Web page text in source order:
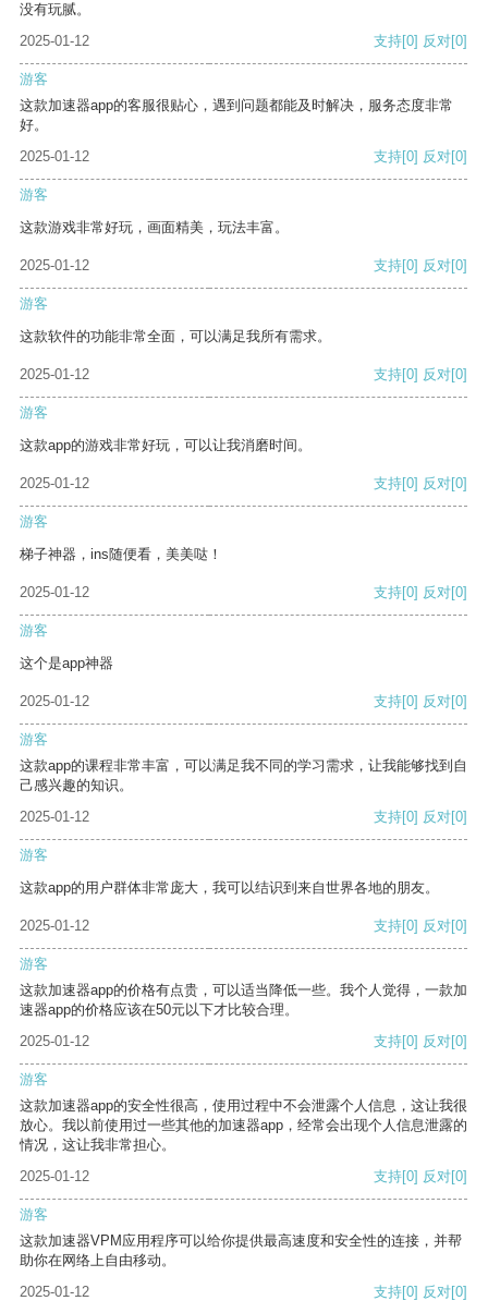
没有玩腻。
2025-01-12
支持[0] 反对[0]
游客
这款加速器app的客服很贴心，遇到问题都能及时解决，服务态度非常
好。
2025-01-12
支持[0] 反对[0]
游客
这款游戏非常好玩，画面精美，玩法丰富。
2025-01-12 支持[0] 反对[0]
游客
这款软件的功能非常全面，可以满足我所有需求。
2025-01-12 支持[0] 反对[0]
游客
这款app的游戏非常好玩，可以让我消磨时间。
2025-01-12 支持[0] 反对[0]
游客
梯子神器，ins随便看，美美哒！
2025-01-12 支持[0] 反对[0]
游客
这个是app神器
2025-01-12 支持[0] 反对[0]
游客
这款app的课程非常丰富，可以满足我不同的学习需求，让我能够找到自
己感兴趣的知识。
2025-01-12
支持[0] 反对[0]
游客
这款app的用户群体非常庞大，我可以结识到来自世界各地的朋友。
2025-01-12 支持[0] 反对[0]
游客
这款加速器app的价格有点贵，可以适当降低一些。我个人觉得，一款加
速器app的价格应该在50元以下才比较合理。
2025-01-12
支持[0] 反对[0]
游客
这款加速器app的安全性很高，使用过程中不会泄露个人信息，这让我很
放心。我以前使用过一些其他的加速器app，经常会出现个人信息泄露的
情况，这让我非常担心。
2025-01-12
支持[0] 反对[0]
游客
这款加速器VPM应用程序可以给你提供最高速度和安全性的连接，并帮
助你在网络上自由移动。
2025-01-12
支持[0] 反对[0]